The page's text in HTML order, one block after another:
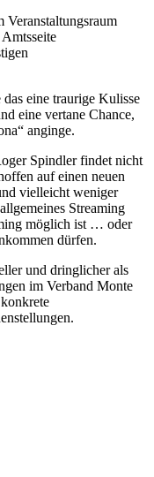
Veranstaltungsraum
eine traurige Kulisse
eine vertane Chance,
anginge.
Spindler findet nicht
auf einen neuen
vielleicht weniger
Streaming
möglich ist … oder
dürfen.
und dringlicher als
im Verband Monte